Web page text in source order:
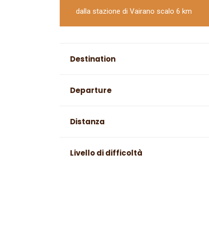
dalla stazione di Vairano scalo 6 km
Destination
Departure
Distanza
Livello di difficoltà